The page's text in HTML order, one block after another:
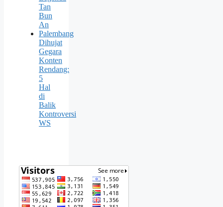
Tan
Bun
An
Palembang
Dihujat
Gegara
Konten
Rendang:
5
Hal
di
Balik
Kontroversi
WS